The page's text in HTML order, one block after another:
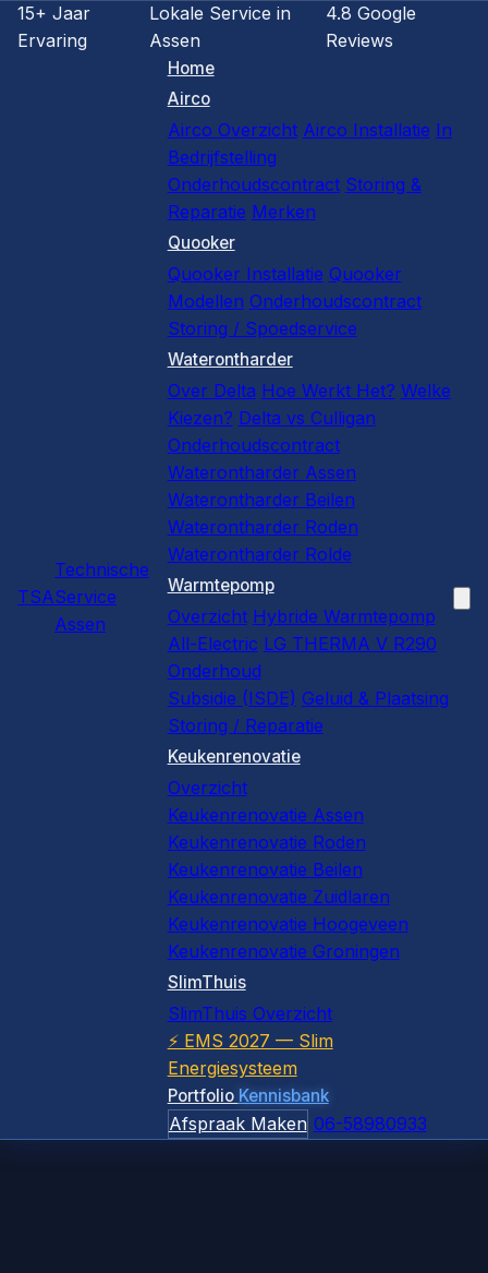
15+ Jaar
Ervaring
Lokale Service in
Assen
4.8 Google
Reviews
TSA
Technische
Service
Assen
Home
Airco
Airco Overzicht Airco Installatie In
Bedrijfstelling
Onderhoudscontract Storing &
Reparatie Merken
Quooker
Quooker Installatie Quooker
Modellen Onderhoudscontract
Storing / Spoedservice
Waterontharder
Over Delta Hoe Werkt Het? Welke
Kiezen? Delta vs Culligan
Onderhoudscontract
Waterontharder Assen
Waterontharder Beilen
Waterontharder Roden
Waterontharder Rolde
Warmtepomp
Overzicht Hybride Warmtepomp
All-Electric LG THERMA V R290
Onderhoud
Subsidie (ISDE) Geluid & Plaatsing
Storing / Reparatie
Keukenrenovatie
Overzicht
Keukenrenovatie Assen
Keukenrenovatie Roden
Keukenrenovatie Beilen
Keukenrenovatie Zuidlaren
Keukenrenovatie Hoogeveen
Keukenrenovatie Groningen
SlimThuis
SlimThuis Overzicht
⚡ EMS 2027 — Slim
Energiesysteem
Portfolio Kennisbank
Afspraak Maken 06-58980933